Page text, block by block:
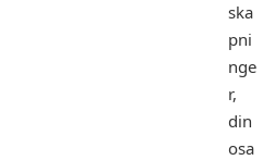
ska
pni
nge
r,
din
osa